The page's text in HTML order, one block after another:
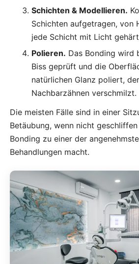
Schichten & Modellieren.
Schichten aufgetragen, von
jede Schicht mit Licht
Polieren. Das Bonding wird
Biss geprüft und die
natürlichen Glanz poliert,
Nachbarzähnen verschmilzt.
Die meisten Fälle sind in einer
Betäubung, wenn nicht
Bonding zu einer der
Behandlungen macht.